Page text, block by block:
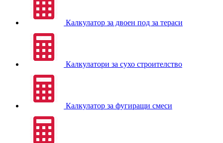
Калкулатор за двоен под за тераси
Калкулатори за сухо строителство
Калкулатор за фугиращи смеси